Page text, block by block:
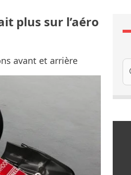
plus sur l’aéro
avant et arrière